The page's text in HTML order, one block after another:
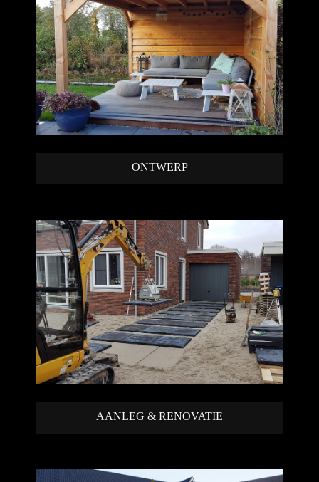
ONTWERP
AANLEG & RENOVATIE